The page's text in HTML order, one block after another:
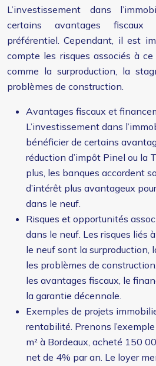
L’investissement dans
certains avantages
préférentiel. Cependant, il est
compte les risques associés à
comme la surproduction, la
problèmes de construction.
Avantages fiscaux et
L’investissement dans
bénéficier de certains
réduction d’impôt Pinel ou la
plus, les banques accordent
d’intérêt plus avantageux
dans le neuf.
Risques et opportunités
dans le neuf. Les risques liés
le neuf sont la surproduction,
les problèmes de
les avantages fiscaux, le
la garantie décennale.
Exemples de projets
rentabilité. Prenons
m² à Bordeaux, acheté 150
net de 4% par an. Le loyer